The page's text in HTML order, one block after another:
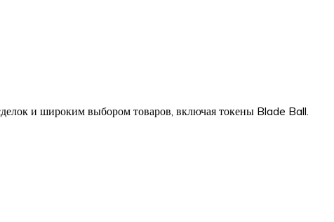
и широким выбором товаров, включая токены Blade Ball.